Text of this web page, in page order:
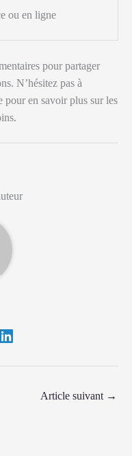
ou en ligne
pour partager
N’hésitez pas à
pour en savoir plus sur les
Article suivant →